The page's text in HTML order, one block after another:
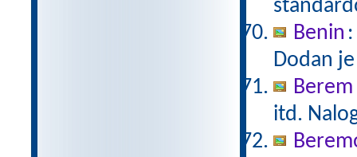
Benin
Dodan
itd.